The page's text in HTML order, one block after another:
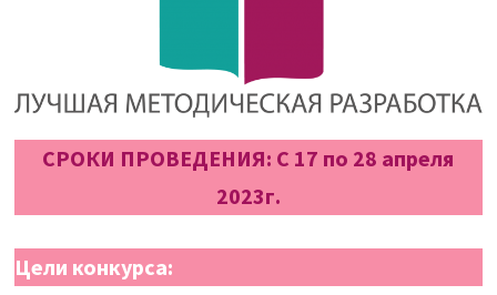
СРОКИ ПРОВЕДЕНИЯ: С 17 по 28 апреля
2023г.
Цели конкурса: